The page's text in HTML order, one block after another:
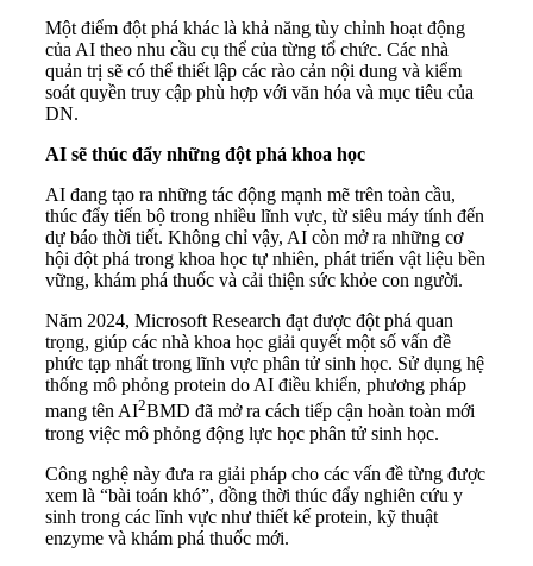
Một điểm đột phá khác là khả năng tùy chỉnh hoạt động
của AI theo nhu cầu cụ thể của từng tổ chức. Các nhà
quản trị sẽ có thể thiết lập các rào cản nội dung và kiểm
soát quyền truy cập phù hợp với văn hóa và mục tiêu của
DN.
AI sẽ thúc đẩy những đột phá khoa học
AI đang tạo ra những tác động mạnh mẽ trên toàn cầu,
thúc đẩy tiến bộ trong nhiều lĩnh vực, từ siêu máy tính đến
dự báo thời tiết. Không chỉ vậy, AI còn mở ra những cơ
hội đột phá trong khoa học tự nhiên, phát triển vật liệu bền
vững, khám phá thuốc và cải thiện sức khỏe con người.
Năm 2024, Microsoft Research đạt được đột phá quan
trọng, giúp các nhà khoa học giải quyết một số vấn đề
phức tạp nhất trong lĩnh vực phân tử sinh học. Sử dụng hệ
thống mô phỏng protein do AI điều khiển, phương pháp
mang tên AI2BMD đã mở ra cách tiếp cận hoàn toàn mới
trong việc mô phỏng động lực học phân tử sinh học.
Công nghệ này đưa ra giải pháp cho các vấn đề từng được
xem là “bài toán khó”, đồng thời thúc đẩy nghiên cứu y
sinh trong các lĩnh vực như thiết kế protein, kỹ thuật
enzyme và khám phá thuốc mới.